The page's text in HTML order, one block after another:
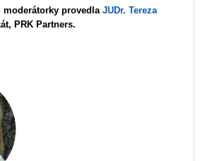
moderátorky provedla JUDr. Tereza
PRK Partners.